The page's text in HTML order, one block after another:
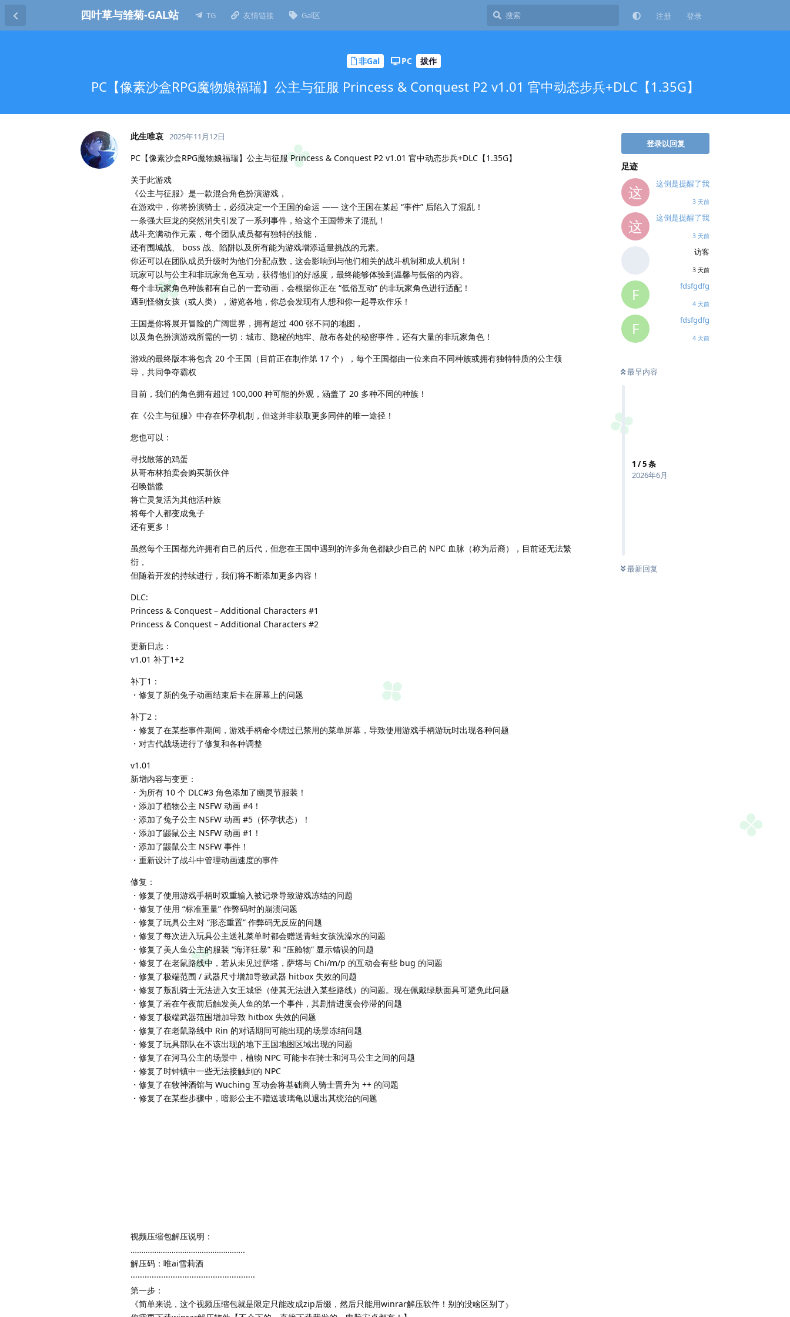
四叶草与雏菊-GAL站 TG 友情链接 Gal区 注册 登录
非Gal PC 拔作
PC【像素沙盒RPG魔物娘福瑞】公主与征服 Princess & Conquest P2 v1.01 官中动态步兵+DLC【1.35G】
登录以回复
足迹
这 这倒是提醒了我
3 天前
这 这倒是提醒了我
3 天前
访客
3 天前
F fdsfgdfg
4 天前
F fdsfgdfg
4 天前
最早内容
1 /5条
2026年6月
最新回复
此生唯哀 2025年11月12日
PC【像素沙盒RPG魔物娘福瑞】公主与征服 Princess & Conquest P2 v1.01 官中动态步兵+DLC【1.35G】
关于此游戏
《公主与征服》是一款混合角色扮演游戏，
在游戏中，你将扮演骑士，必须决定一个王国的命运 —— 这个王国在某起 “事件” 后陷入了混乱！
一条强大巨龙的突然消失引发了一系列事件，给这个王国带来了混乱！
战斗充满动作元素，每个团队成员都有独特的技能，
还有围城战、 boss 战、陷阱以及所有能为游戏增添适量挑战的元素。
你还可以在团队成员升级时为他们分配点数，这会影响到与他们相关的战斗机制和成人机制！
玩家可以与公主和非玩家角色互动，获得他们的好感度，最终能够体验到温馨与低俗的内容。
每个非玩家角色种族都有自己的一套动画，会根据你正在 “低俗互动” 的非玩家角色进行适配！
遇到怪物女孩（或人类），游览各地，你总会发现有人想和你一起寻欢作乐！
王国是你将展开冒险的广阔世界，拥有超过 400 张不同的地图，
以及角色扮演游戏所需的一切：城市、隐秘的地牢、散布各处的秘密事件，还有大量的非玩家角色！
游戏的最终版本将包含 20 个王国（目前正在制作第 17 个），每个王国都由一位来自不同种族或拥有独特特质的公主领
导，共同争夺霸权
目前，我们的角色拥有超过 100,000 种可能的外观，涵盖了 20 多种不同的种族！
在《公主与征服》中存在怀孕机制，但这并非获取更多同伴的唯一途径！
您也可以：
寻找散落的鸡蛋
从哥布林拍卖会购买新伙伴
召唤骷髅
将亡灵复活为其他活种族
将每个人都变成兔子
还有更多！
虽然每个王国都允许拥有自己的后代，但您在王国中遇到的许多角色都缺少自己的 NPC 血脉（称为后裔），目前还无法繁
衍，
但随着开发的持续进行，我们将不断添加更多内容！
DLC:
Princess & Conquest – Additional Characters #1
Princess & Conquest – Additional Characters #2
更新日志：
v1.01 补丁1+2
补丁1：
・修复了新的兔子动画结束后卡在屏幕上的问题
补丁2：
・修复了在某些事件期间，游戏手柄命令绕过已禁用的菜单屏幕，导致使用游戏手柄游玩时出现各种问题
・对古代战场进行了修复和各种调整
v1.01
新增内容与变更：
・为所有 10 个 DLC#3 角色添加了幽灵节服装！
・添加了植物公主 NSFW 动画 #4！
・添加了兔子公主 NSFW 动画 #5（怀孕状态）！
・添加了鼹鼠公主 NSFW 动画 #1！
・添加了鼹鼠公主 NSFW 事件！
・重新设计了战斗中管理动画速度的事件
修复：
・修复了使用游戏手柄时双重输入被记录导致游戏冻结的问题
・修复了使用 “标准重量” 作弊码时的崩溃问题
・修复了玩具公主对 “形态重置” 作弊码无反应的问题
・修复了每次进入玩具公主送礼菜单时都会赠送青蛙女孩洗澡水的问题
・修复了美人鱼公主的服装 “海洋狂暴” 和 “压舱物” 显示错误的问题
・修复了在老鼠路线中，若从未见过萨塔，萨塔与 Chi/m/p 的互动会有些 bug 的问题
・修复了极端范围 / 武器尺寸增加导致武器 hitbox 失效的问题
・修复了叛乱骑士无法进入女王城堡（使其无法进入某些路线）的问题。现在佩戴绿肤面具可避免此问题
・修复了若在午夜前后触发美人鱼的第一个事件，其剧情进度会停滞的问题
・修复了极端武器范围增加导致 hitbox 失效的问题
・修复了在老鼠路线中 Rin 的对话期间可能出现的场景冻结问题
・修复了玩具部队在不该出现的地下王国地图区域出现的问题
・修复了在河马公主的场景中，植物 NPC 可能卡在骑士和河马公主之间的问题
・修复了时钟镇中一些无法接触到的 NPC
・修复了在牧神酒馆与 Wuching 互动会将基础商人骑士晋升为 ++ 的问题
・修复了在某些步骤中，暗影公主不赠送玻璃龟以退出其统治的问题
视频压缩包解压说明：
……………………………………………..
解压码：唯ai雪莉酒
·····················································
第一步：
《简单来说，这个视频压缩包就是限定只能改成zip后缀，然后只能用winrar解压软件！别的没啥区别了》